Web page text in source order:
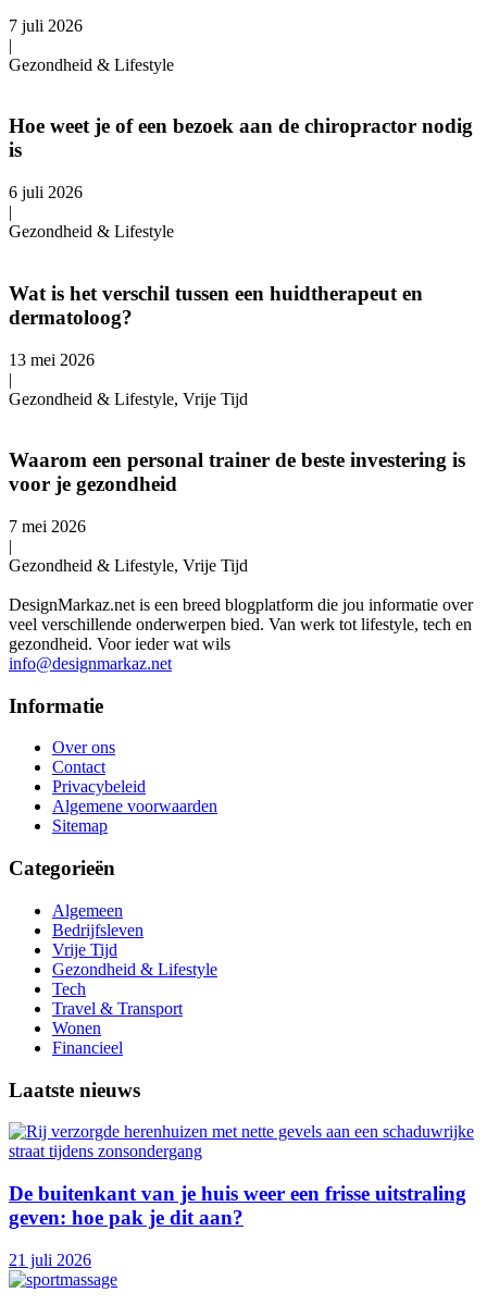
7 juli 2026
|
Gezondheid & Lifestyle
Hoe weet je of een bezoek aan de chiropractor nodig
is
6 juli 2026
|
Gezondheid & Lifestyle
Wat is het verschil tussen een huidtherapeut en
dermatoloog?
13 mei 2026
|
Gezondheid & Lifestyle, Vrije Tijd
Waarom een personal trainer de beste investering is
voor je gezondheid
7 mei 2026
|
Gezondheid & Lifestyle, Vrije Tijd
DesignMarkaz.net is een breed blogplatform die jou informatie over
veel verschillende onderwerpen bied. Van werk tot lifestyle, tech en
gezondheid. Voor ieder wat wils
info@designmarkaz.net
Informatie
Over ons
Contact
Privacybeleid
Algemene voorwaarden
Sitemap
Categorieën
Algemeen
Bedrijfsleven
Vrije Tijd
Gezondheid & Lifestyle
Tech
Travel & Transport
Wonen
Financieel
Laatste nieuws
De buitenkant van je huis weer een frisse uitstraling
geven: hoe pak je dit aan?
21 juli 2026